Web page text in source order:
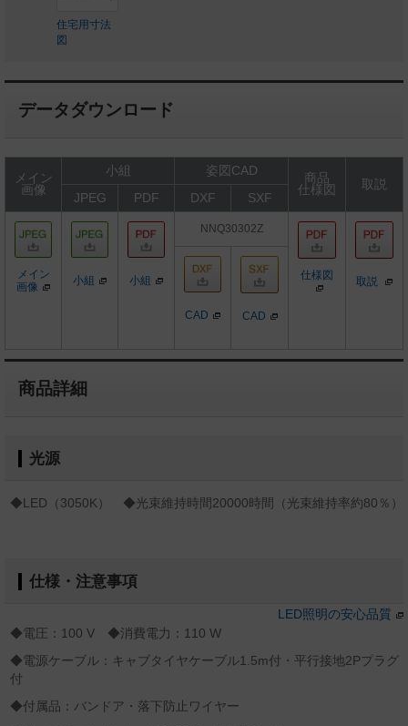
住宅用寸法
図
データダウンロード
メイン
画像
小組 姿図CAD
商品
仕様図
取説
JPEG
PDF DXF SXF
メイン
画像
小組 小組
NNQ30302Z
仕様図 取説
CAD CAD
商品詳細
光源
◆LED（3050K） ◆光束維持時間20000時間（光束維持率約80％）
仕様・注意事項
LED照明の安心品質
◆電圧：100 V ◆消費電力：110 W
◆電源ケーブル：キャブタイヤケーブル1.5m付・平行接地2Pプラグ
付
◆付属品：バンドア・落下防止ワイヤー